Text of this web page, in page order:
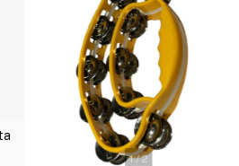
1/2